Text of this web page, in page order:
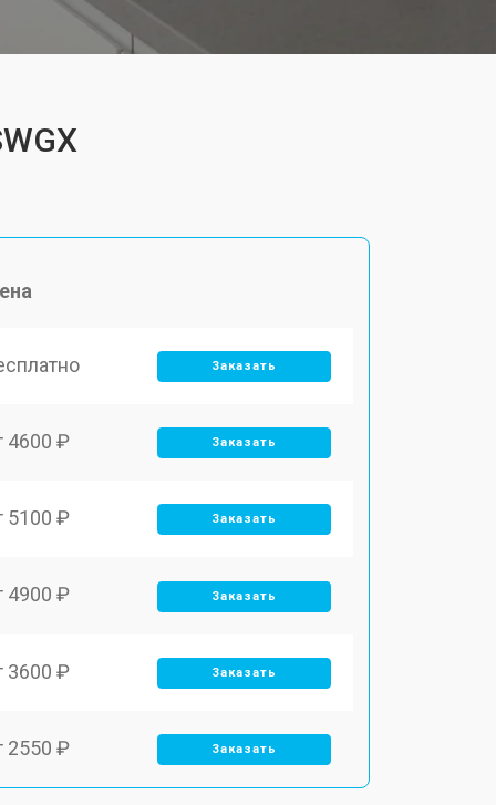
Заказать
4600 ₽ Заказать
5100 ₽ Заказать
4900 ₽ Заказать
3600 ₽ Заказать
2550 ₽ Заказать